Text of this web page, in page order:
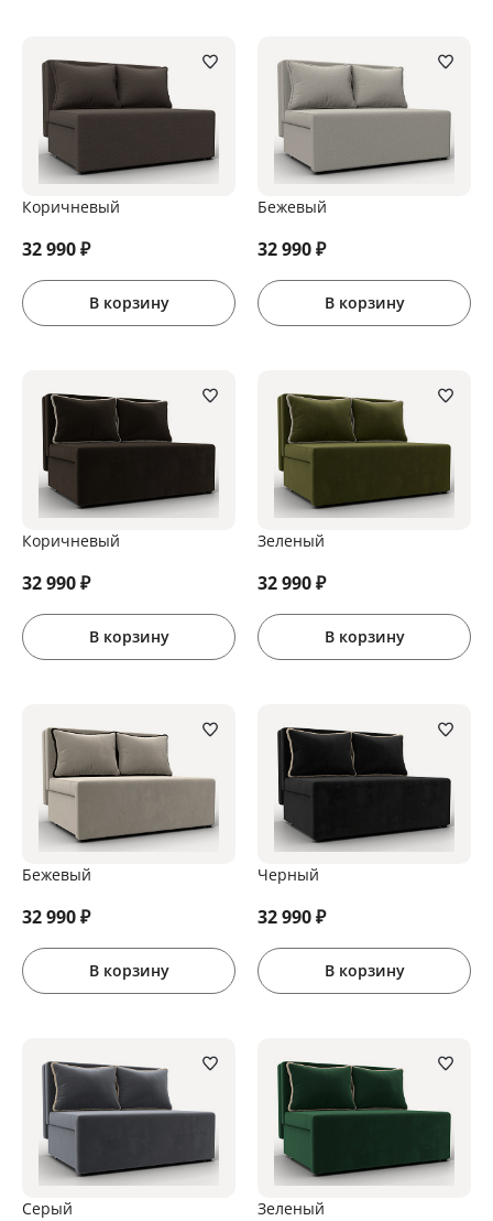
Коричневый
32 990₽
В корзину
Бежевый
32 990₽
В корзину
Коричневый
32 990₽
В корзину
Зеленый
32 990₽
В корзину
Бежевый
32 990₽
В корзину
Черный
32 990₽
В корзину
Серый Зеленый